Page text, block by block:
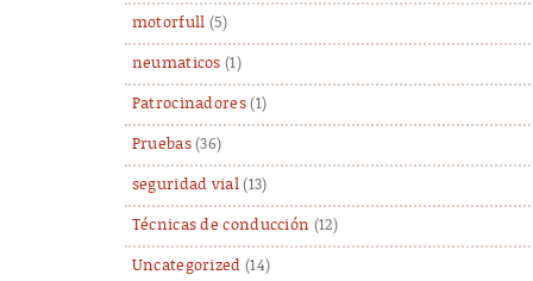
motorfull (5)
neumaticos (1)
Patrocinadores(1)
Pruebas(36)
seguridad vial(13)
Técnicas de conducción (12)
Uncategorized (14)